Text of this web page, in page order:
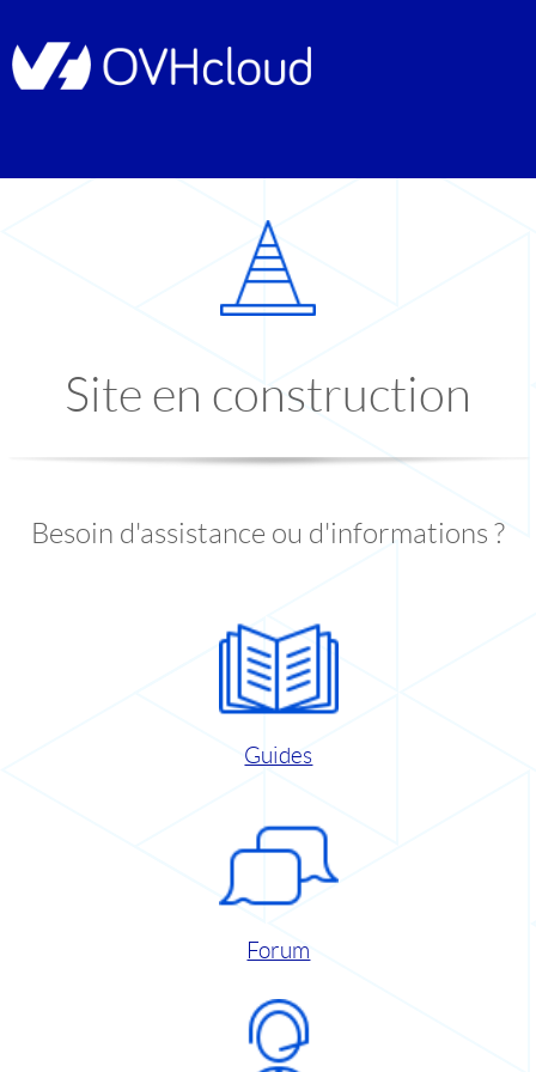
Site en construction
Besoin d'assistance ou d'informations ?
Guides
Forum